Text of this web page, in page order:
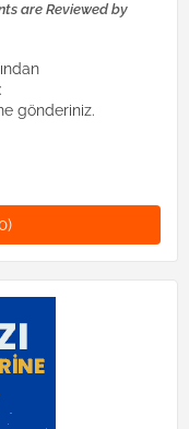
are Reviewed by
gönderiniz.